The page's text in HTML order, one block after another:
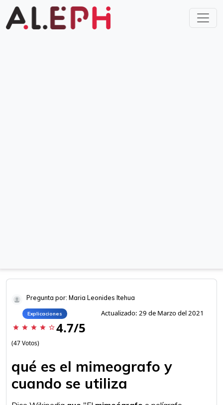
Pregunta por: Maria Leonides Itehua
Explicaciones Actualizado: 29 de Marzo del 2021
star star star star star_border 4.7/5
(47 Votos)
qué es el mimeografo y
cuando se utiliza